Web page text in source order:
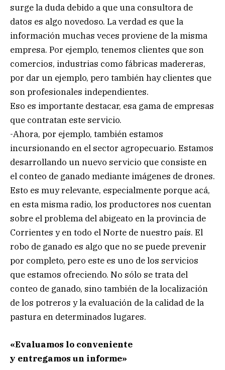
surge la duda debido a que una consultora de
datos es algo novedoso. La verdad es que la
información muchas veces proviene de la misma
empresa. Por ejemplo, tenemos clientes que son
comercios, industrias como fábricas madereras,
por dar un ejemplo, pero también hay clientes que
son profesionales independientes.
Eso es importante destacar, esa gama de empresas
que contratan este servicio.
-Ahora, por ejemplo, también estamos
incursionando en el sector agropecuario. Estamos
desarrollando un nuevo servicio que consiste en
el conteo de ganado mediante imágenes de drones.
Esto es muy relevante, especialmente porque acá,
en esta misma radio, los productores nos cuentan
sobre el problema del abigeato en la provincia de
Corrientes y en todo el Norte de nuestro país. El
robo de ganado es algo que no se puede prevenir
por completo, pero este es uno de los servicios
que estamos ofreciendo. No sólo se trata del
conteo de ganado, sino también de la localización
de los potreros y la evaluación de la calidad de la
pastura en determinados lugares.
«Evaluamos lo conveniente
y entregamos un informe»